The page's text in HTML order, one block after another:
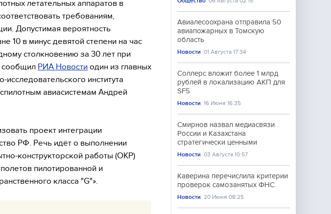
летательных аппаратов в
требованиям,
Допустимая вероятность
10 в минус девятой степени на час
столкновению за 30 лет при
сообщил РИА Новости один из главных
исследовательского института
авиасистемам Андрей
проект интеграции
РФ. Речь идёт о выполнении
конструкторской работы (ОКР)
пилотированной и
класса "G"».
Авиалесоохрана отправила 50
авиапожарных в Томскую
область
Новости 01 Августа 17:34
Соллерс вложит более 1 млрд
рублей в локализацию АКП для
SF5
Новости 16 Июня 16:35
Смирнов назвал медиасвязи
России и Казахстана
стратегически ценными
Новости 03 Августа 10:57
Каверина перечислила критерии
проверок самозанятых ФНС
Новости 20 Июня 08:25